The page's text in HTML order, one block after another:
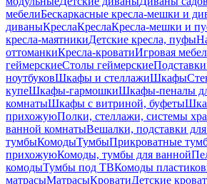
мебелиБескаркасные кресла-мешки и
диваныКреслаКреслаКресла-мешки и
кресла-маятникиДетские кресла, пуфы
оттоманкиКресла-кроватиИгровая
геймерскиеСтолы геймерские
ноутбуковШкафы и стеллажиШкафы
купеШкафы-гармошкиШкафы-пеналы
комнатыШкафы с витриной, буфеты
прихожуюПолки, стеллажи, системы
ванной комнатыВешалки, подставки для
тумбыКомодыТумбыПрикроватные
прихожуюКомоды, тумбы для ванной
комодыТумбы под ТВКомоды
матрасыМатрасыКроватиДетские